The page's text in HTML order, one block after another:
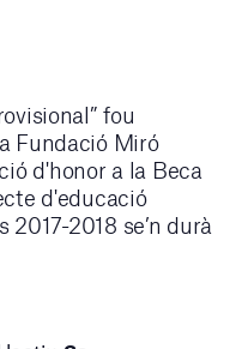
fou
Fundació Miró
d'honor a la Beca
d'educació
2018 se’n durà